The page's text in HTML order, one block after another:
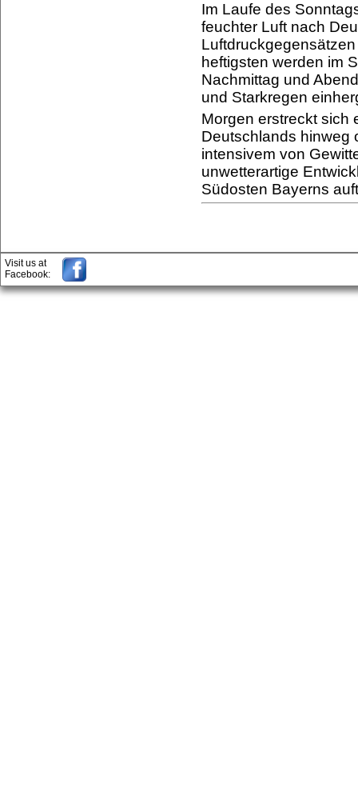
Im Laufe des
feuchter Luft nach
heftigsten werden im
Nachmittag und
und Starkregen
Morgen erstreckt sich
Deutschlands hinweg
intensivem von
unwetterartige
Südosten Bayerns
Visit us at
Facebook: